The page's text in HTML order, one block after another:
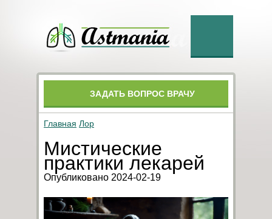
ЗАДАТЬ ВОПРОС ВРАЧУ
Главная Лор
Мистические
практики лекарей
Опубликовано 2024-02-19